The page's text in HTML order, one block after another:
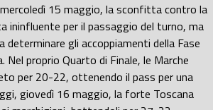
15 maggio, la sconfitta contro la
ininfluente per il passaggio del turno, ma
gli accoppiamenti della Fase
Nel proprio Quarto di Finale, le Marche
per 20-22, ottenendo il pass per una
giovedì 16 maggio, la forte Toscana